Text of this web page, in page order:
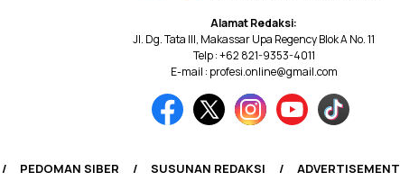
Alamat Redaksi:
Jl. Dg. Tata III, Makassar Upa Regency Blok A No. 11
Telp : +62 821-9353-4011
E-mail : profesi.online@gmail.com
PEDOMAN SIBER SUSUNAN REDAKSI ADVERTISEMENT